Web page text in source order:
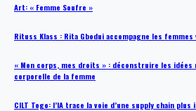
Art: « Femme Soufre »
Rituss Klass : Rita Gbodui accompagne les
« Mon corps, mes droits » : déconstruire les idées
corporelle de la femme
CILT Togo: l’IA trace la voie d’une supply chain